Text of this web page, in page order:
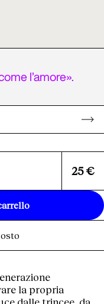
l’amore».
25 €
la propria